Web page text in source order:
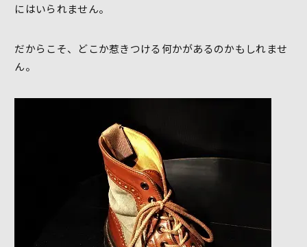
にはいられません。
だからこそ、どこか惹きつける何かがあるのかもしれませ
ん。